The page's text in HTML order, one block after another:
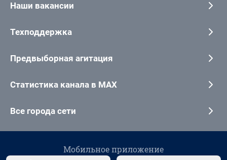
Наши вакансии
Техподдержка
Предвыборная агитация
Статистика канала в MAX
Все города сети
Мобильное приложение